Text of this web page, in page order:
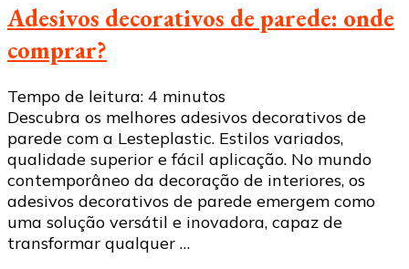
Adesivos decorativos de parede: onde
comprar?
Tempo de leitura: 4 minutos
Descubra os melhores adesivos decorativos de
parede com a Lesteplastic. Estilos variados,
qualidade superior e fácil aplicação. No mundo
contemporâneo da decoração de interiores, os
adesivos decorativos de parede emergem como
uma solução versátil e inovadora, capaz de
transformar qualquer …